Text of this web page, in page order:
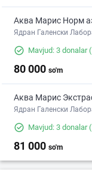
Аква Марис Норм
Ядран Галенски
Mavjud: 3 donalar
80 000 so'm
Аква Марис
Ядран Галенски
Mavjud: 3 donalar
81 000 so'm